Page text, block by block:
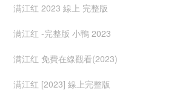
满江红 2023 線上 完整版
满江红 -完整版 小鴨 2023
满江红 免費在線觀看(2023)
满江红 [2023] 線上完整版